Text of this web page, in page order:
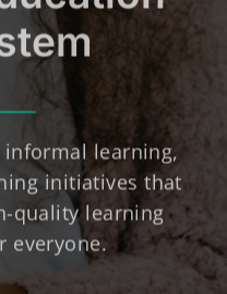
learning,
initiatives that
quality learning
everyone.